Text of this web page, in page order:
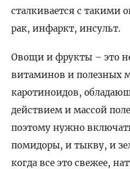
сталкивается с такими
рак, инфаркт, инсульт.
Овощи и фрукты – это
витаминов и полезных
каротиноидов,
действием и массой
поэтому нужно
помидоры, и тыкву, и
когда все это свежее,